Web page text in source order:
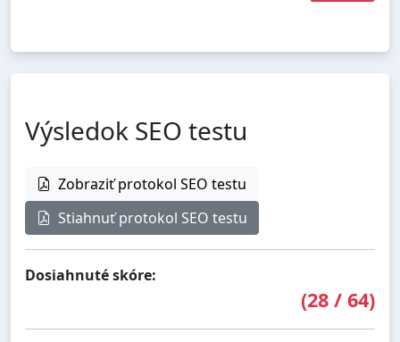
Výsledok SEO testu
Zobraziť protokol SEO testu
Stiahnuť protokol SEO testu
Dosiahnuté skóre:
(28 / 64)